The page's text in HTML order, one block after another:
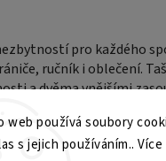
web používá soubory
s jejich používáním..
pro každého
ručník i oblečení.
a dvěmavnějšími
materiálu se